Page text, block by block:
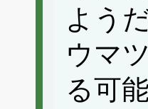
よう
ウマ
る可